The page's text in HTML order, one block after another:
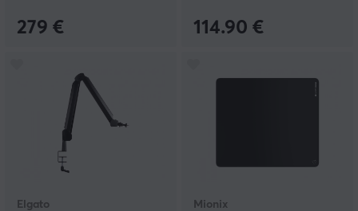
279 € 114.90 €
Elgato Mionix